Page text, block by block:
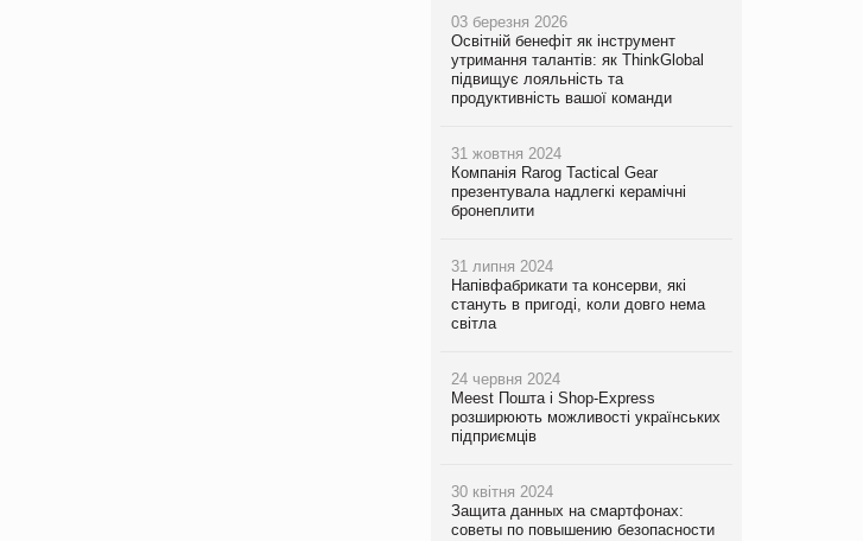
03 березня 2026
Освітній бенефіт як інструмент
утримання талантів: як ThinkGlobal
підвищує лояльність та
продуктивність вашої команди
31 жовтня 2024
Компанія Rarog Tactical Gear
презентувала надлегкі керамічні
бронеплити
31 липня 2024
Напівфабрикати та консерви, які
стануть в пригоді, коли довго нема
світла
24 червня 2024
Meest Пошта і Shop-Express
розширюють можливості українських
підприємців
30 квітня 2024
Защита данных на смартфонах:
советы по повышению безопасности